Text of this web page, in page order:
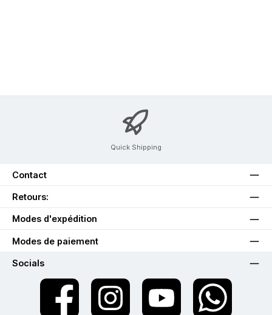
Quick Shipping
Contact
Retours:
Modes d'expédition
Modes de paiement
Socials
twt.widget.communities.facebook.name
twt.widget.communities.instagram.name